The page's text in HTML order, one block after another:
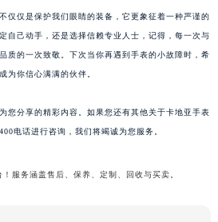
仅仅是保护我们眼睛的装备，它更象征着一种严谨的
自己动手，还是选择信赖专业人士，记得，每一次与
质的一次致敬。下次当你再遇到手表的小故障时，希
为你信心满满的伙伴。
为您分享的精彩内容。如果您还有其他关于卡地亚手表
电话进行咨询，我们将竭诚为您服务。